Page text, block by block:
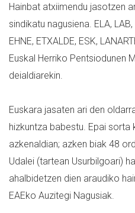
Hainbat atxiimendu jasotzen
sindikatu nagusiena. ELA,
EHNE, ETXALDE, ESK,
Euskal Herriko Pentsiodunen
deialdiarekin.
Euskara jasaten ari den
hizkuntza babestu. Epai
azkenaldian; azken biak 48
Udalei (tartean Usurbilgoari)
ahalbidetzen dien araudiko
EAEko Auzitegi Nagusiak.